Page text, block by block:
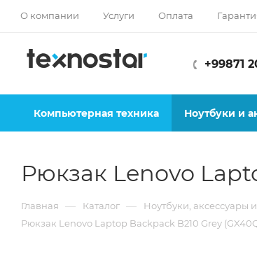
О компании Услуги Оплата
+99871
Компьютерная техника Ноутбуки и
Рюкзак Lenovo
Главная — Каталог — Ноутбуки, аксессуары
Рюкзак Lenovo Laptop Backpack B210 Grey